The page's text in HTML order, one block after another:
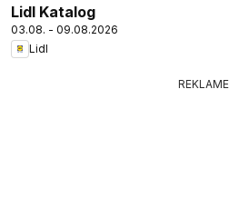
Lidl Katalog
03.08. - 09.08.2026
Lidl
REKLAME